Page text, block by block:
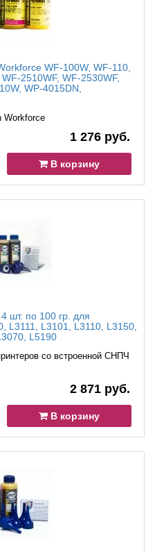
WF-100W, WF-110,
2510WF, WF-2530WF,
WP-4015DN,
Workforce
1 276 руб.
В корзину
шт. по 100 гр. для
L3111, L3101, L3110, L3150,
L5190
со встроенной СНПЧ
2 871 руб.
В корзину